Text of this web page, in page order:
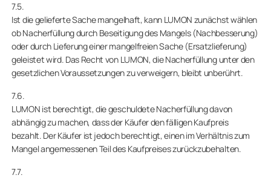
7.5.
Ist die gelieferte Sache mangelhaft, kann LUMON zunächst wählen
ob Nacherfüllung durch Beseitigung des Mangels (Nachbesserung)
oder durch Lieferung einer mangelfreien Sache (Ersatzlieferung)
geleistet wird. Das Recht von LUMON, die Nacherfüllung unter den
gesetzlichen Voraussetzungen zu verweigern, bleibt unberührt.
7.6.
LUMON ist berechtigt, die geschuldete Nacherfüllung davon
abhängig zu machen, dass der Käufer den fälligen Kaufpreis
bezahlt. Der Käufer ist jedoch berechtigt, einen im Verhältnis zum
Mangel angemessenen Teil des Kaufpreises zurückzubehalten.
7.7.